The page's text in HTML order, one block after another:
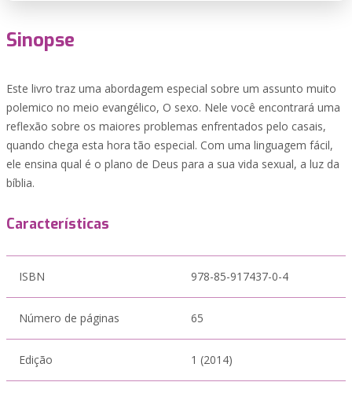
Sinopse
Este livro traz uma abordagem especial sobre um assunto muito
polemico no meio evangélico, O sexo. Nele você encontrará uma
reflexão sobre os maiores problemas enfrentados pelo casais,
quando chega esta hora tão especial. Com uma linguagem fácil,
ele ensina qual é o plano de Deus para a sua vida sexual, a luz da
bíblia.
Características
ISBN 978-85-917437-0-4
Número de páginas 65
Edição 1 (2014)